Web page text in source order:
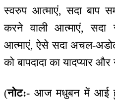
स्वरुप आत्माएं, सदा बाप
करने वाली आत्माएं,
आत्माएं, ऐसे सदा अचल-
को बापदादा का यादप्यार
(नोट:- आज मधुबन में आई